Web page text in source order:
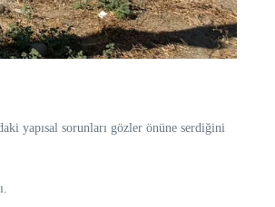
yapısal sorunları gözler önüne serdiğini